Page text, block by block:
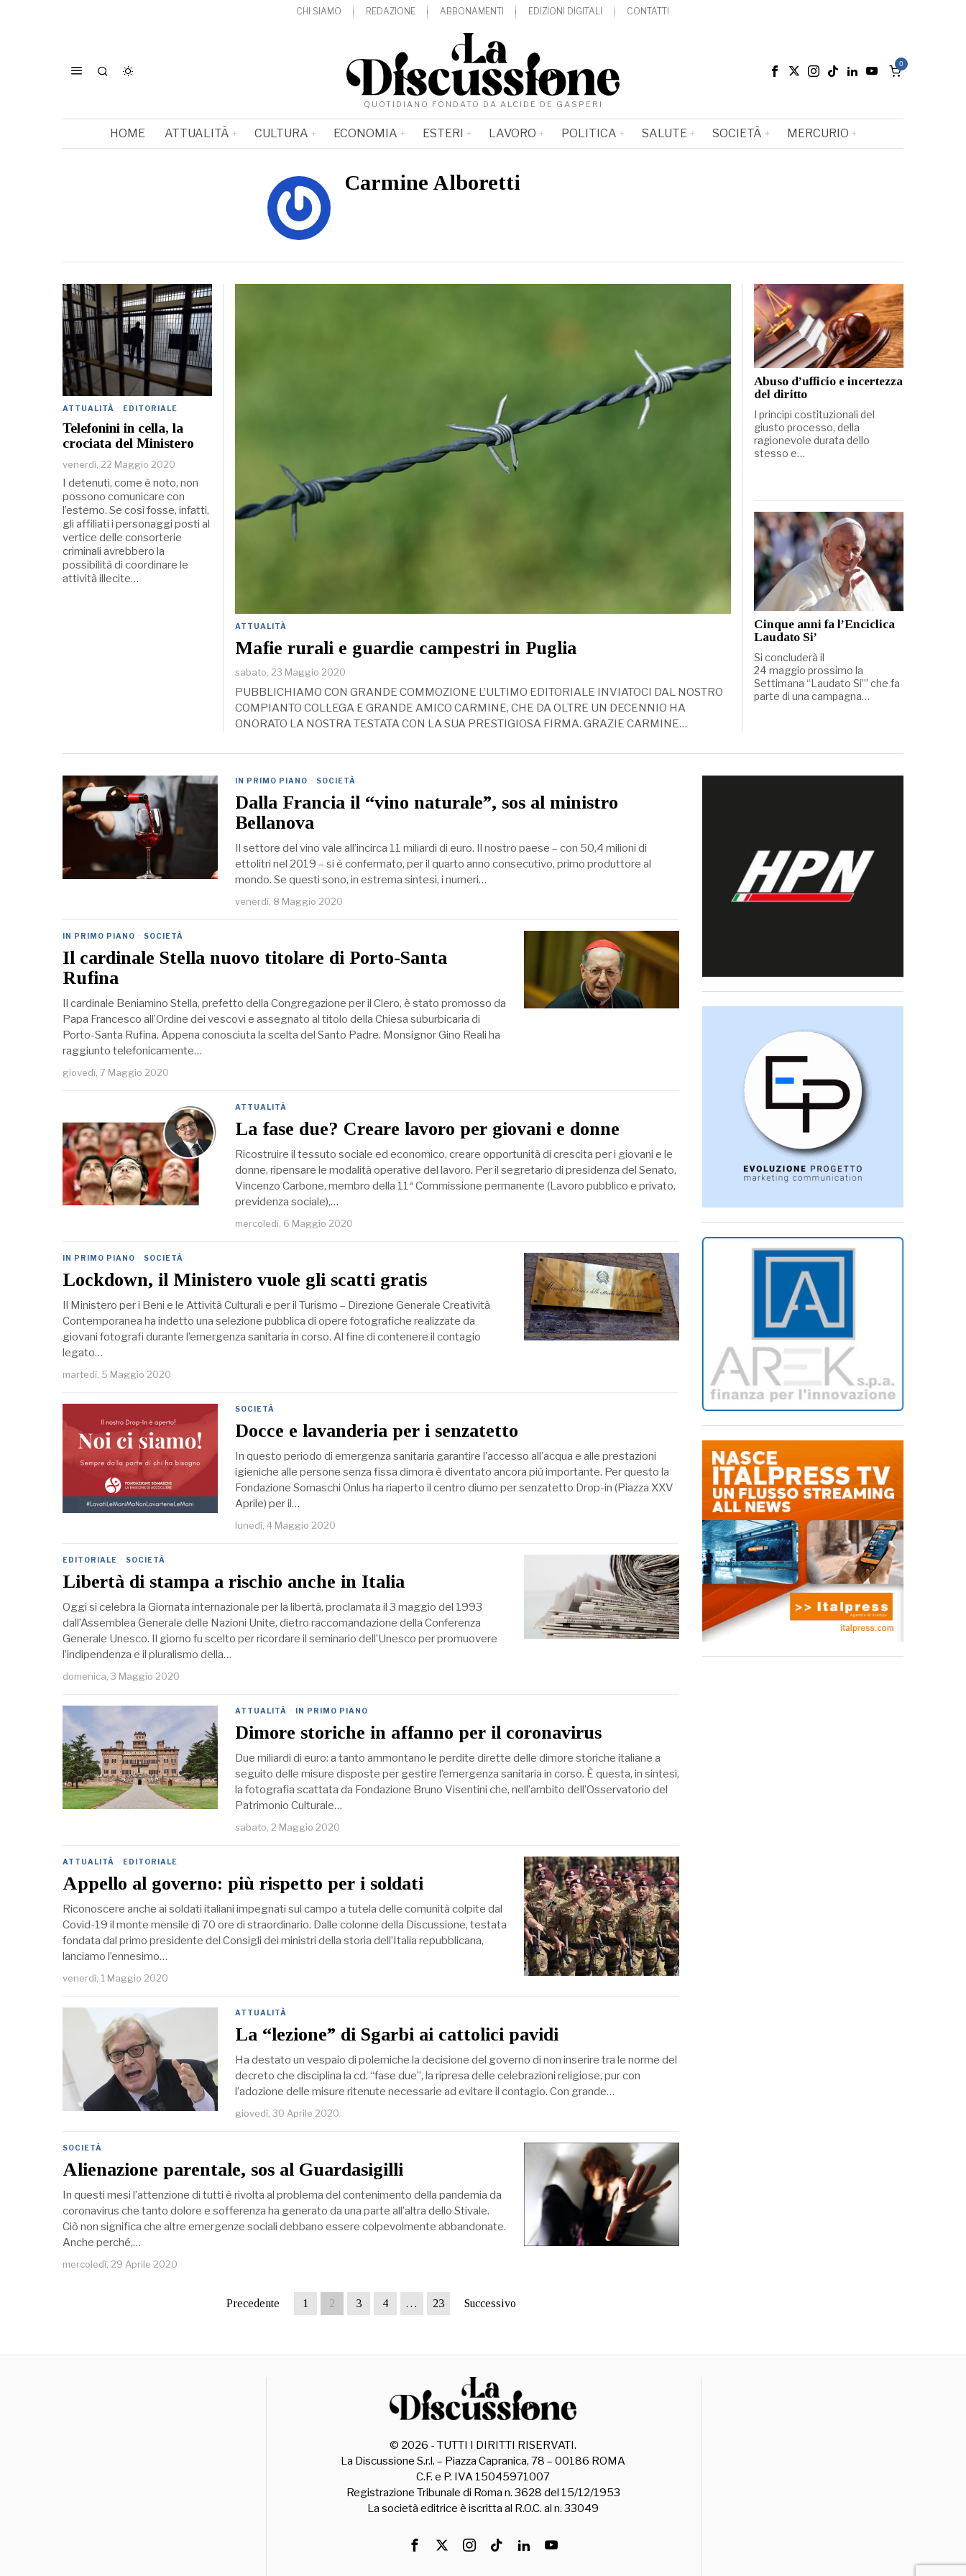
CHI SIAMO REDAZIONE ABBONAMENTI EDIZIONI DIGITALI CONTATTI
QUOTIDIANO FONDATO DA ALCIDE DE GASPERI
0
HOME ATTUALITÀ CULTURA ECONOMIA ESTERI LAVORO POLITICA SALUTE SOCIETÀ MERCURIO
Carmine Alboretti
ATTUALITÀ
Mafie rurali e guardie campestri in Puglia
sabato, 23 Maggio 2020
PUBBLICHIAMO CON GRANDE COMMOZIONE L’ULTIMO EDITORIALE INVIATOCI DAL NOSTRO
COMPIANTO COLLEGA E GRANDE AMICO CARMINE, CHE DA OLTRE UN DECENNIO HA
ONORATO LA NOSTRA TESTATA CON LA SUA PRESTIGIOSA FIRMA. GRAZIE CARMINE…
ATTUALITÀ · EDITORIALE
Telefonini in cella, la
crociata del Ministero
venerdì, 22 Maggio 2020
I detenuti, come è noto, non
possono comunicare con
l’esterno. Se così fosse, infatti,
gli affiliati i personaggi posti al
vertice delle consorterie
criminali avrebbero la
possibilità di coordinare le
attività illecite…
Abuso d’ufficio e incertezza
del diritto
I principi costituzionali del
giusto processo, della
ragionevole durata dello
stesso e…
Cinque anni fa l’Enciclica
Laudato Si’
Si concluderà il
24 maggio prossimo la
Settimana “Laudato Si’” che fa
parte di una campagna…
IN PRIMO PIANO · SOCIETÀ
Dalla Francia il “vino naturale”, sos al ministro
Bellanova
Il settore del vino vale all’incirca 11 miliardi di euro. Il nostro paese – con 50,4 milioni di
ettolitri nel 2019 – si è confermato, per il quarto anno consecutivo, primo produttore al
mondo. Se questi sono, in estrema sintesi, i numeri…
venerdì, 8 Maggio 2020
IN PRIMO PIANO · SOCIETÀ
Il cardinale Stella nuovo titolare di Porto-Santa
Rufina
Il cardinale Beniamino Stella, prefetto della Congregazione per il Clero, è stato promosso da
Papa Francesco all’Ordine dei vescovi e assegnato al titolo della Chiesa suburbicaria di
Porto-Santa Rufina. Appena conosciuta la scelta del Santo Padre. Monsignor Gino Reali ha
raggiunto telefonicamente…
giovedì, 7 Maggio 2020
ATTUALITÀ
La fase due? Creare lavoro per giovani e donne
Ricostruire il tessuto sociale ed economico, creare opportunità di crescita per i giovani e le
donne, ripensare le modalità operative del lavoro. Per il segretario di presidenza del Senato,
Vincenzo Carbone, membro della 11ª Commissione permanente (Lavoro pubblico e privato,
previdenza sociale),…
mercoledì, 6 Maggio 2020
IN PRIMO PIANO · SOCIETÀ
Lockdown, il Ministero vuole gli scatti gratis
Il Ministero per i Beni e le Attività Culturali e per il Turismo – Direzione Generale Creatività
Contemporanea ha indetto una selezione pubblica di opere fotografiche realizzate da
giovani fotografi durante l’emergenza sanitaria in corso. Al fine di contenere il contagio
legato…
martedì, 5 Maggio 2020
SOCIETÀ
Docce e lavanderia per i senzatetto
In questo periodo di emergenza sanitaria garantire l’accesso all’acqua e alle prestazioni
igieniche alle persone senza fissa dimora è diventato ancora più importante. Per questo la
Fondazione Somaschi Onlus ha riaperto il centro diurno per senzatetto Drop-in (Piazza XXV
Aprile) per il…
lunedì, 4 Maggio 2020
EDITORIALE · SOCIETÀ
Libertà di stampa a rischio anche in Italia
Oggi si celebra la Giornata internazionale per la libertà, proclamata il 3 maggio del 1993
dall’Assemblea Generale delle Nazioni Unite, dietro raccomandazione della Conferenza
Generale Unesco. Il giorno fu scelto per ricordare il seminario dell’Unesco per promuovere
l’indipendenza e il pluralismo della…
domenica, 3 Maggio 2020
ATTUALITÀ · IN PRIMO PIANO
Dimore storiche in affanno per il coronavirus
Due miliardi di euro: a tanto ammontano le perdite dirette delle dimore storiche italiane a
seguito delle misure disposte per gestire l’emergenza sanitaria in corso. È questa, in sintesi,
la fotografia scattata da Fondazione Bruno Visentini che, nell’ambito dell’Osservatorio del
Patrimonio Culturale…
sabato, 2 Maggio 2020
ATTUALITÀ · EDITORIALE
Appello al governo: più rispetto per i soldati
Riconoscere anche ai soldati italiani impegnati sul campo a tutela delle comunità colpite dal
Covid-19 il monte mensile di 70 ore di straordinario. Dalle colonne della Discussione, testata
fondata dal primo presidente del Consigli dei ministri della storia dell’Italia repubblicana,
lanciamo l’ennesimo…
venerdì, 1 Maggio 2020
ATTUALITÀ
La “lezione” di Sgarbi ai cattolici pavidi
Ha destato un vespaio di polemiche la decisione del governo di non inserire tra le norme del
decreto che disciplina la cd. “fase due”, la ripresa delle celebrazioni religiose, pur con
l’adozione delle misure ritenute necessarie ad evitare il contagio. Con grande…
giovedì, 30 Aprile 2020
SOCIETÀ
Alienazione parentale, sos al Guardasigilli
In questi mesi l’attenzione di tutti è rivolta al problema del contenimento della pandemia da
coronavirus che tanto dolore e sofferenza ha generato da una parte all’altra dello Stivale.
Ciò non significa che altre emergenze sociali debbano essere colpevolmente abbandonate.
Anche perché,…
mercoledì, 29 Aprile 2020
Precedente 1 2 3 4 … 23 Successivo
© 2026 - TUTTI I DIRITTI RISERVATI.
La Discussione S.r.l. – Piazza Capranica, 78 – 00186 ROMA
C.F. e P. IVA 15045971007
Registrazione Tribunale di Roma n. 3628 del 15/12/1953
La società editrice è iscritta al R.O.C. al n. 33049